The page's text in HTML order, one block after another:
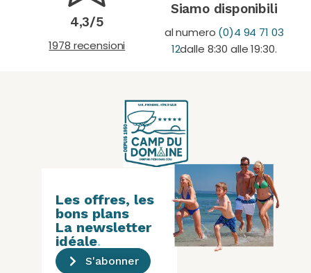
4,3/5
1978 recensioni
Siamo disponibili
al numero (0)4 94 71 03
12dalle 8:30 alle 19:30.
Les offres, les
bons plans
La newsletter
idéale.
S'abonner